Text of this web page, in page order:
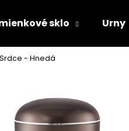
sklo Urny
- Hnedánájsť?